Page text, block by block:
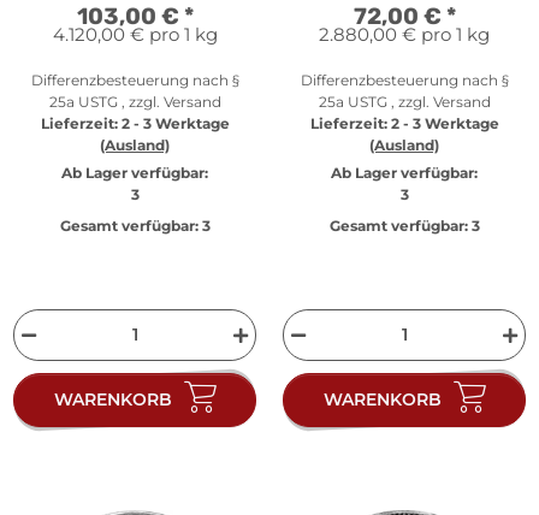
103,00 € *
4.120,00 € pro 1 kg
Differenzbesteuerung nach §
25a USTG , zzgl. Versand
Lieferzeit: 2 - 3 Werktage
(Ausland)
Ab Lager verfügbar:
3
Gesamt verfügbar:3
WARENKORB
72,00 € *
2.880,00 € pro 1 kg
Differenzbesteuerung nach §
25a USTG , zzgl. Versand
Lieferzeit: 2 - 3 Werktage
(Ausland)
Ab Lager verfügbar:
3
Gesamt verfügbar:3
WARENKORB